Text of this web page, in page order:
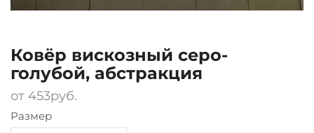
Ковёр вискозный серо-
голубой, абстракция
от 453руб.
Размер